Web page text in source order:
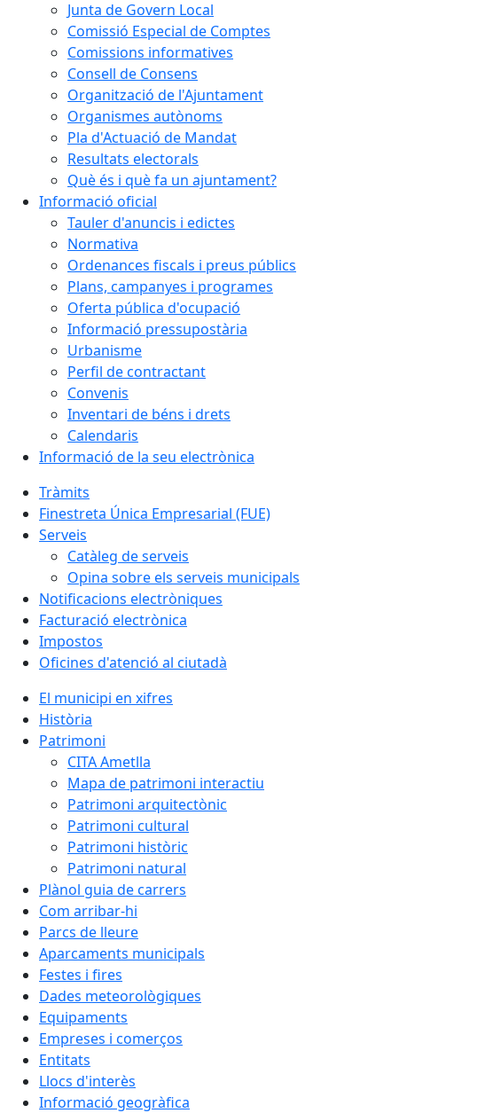
Junta de Govern Local
Comissió Especial de Comptes
Comissions informatives
Consell de Consens
Organització de l'Ajuntament
Organismes autònoms
Pla d'Actuació de Mandat
Resultats electorals
Què és i què fa un ajuntament?
Informació oficial
Tauler d'anuncis i edictes
Normativa
Ordenances fiscals i preus públics
Plans, campanyes i programes
Oferta pública d'ocupació
Informació pressupostària
Urbanisme
Perfil de contractant
Convenis
Inventari de béns i drets
Calendaris
Informació de la seu electrònica
Tràmits
Finestreta Única Empresarial (FUE)
Serveis
Catàleg de serveis
Opina sobre els serveis municipals
Notificacions electròniques
Facturació electrònica
Impostos
Oficines d'atenció al ciutadà
El municipi en xifres
Història
Patrimoni
CITA Ametlla
Mapa de patrimoni interactiu
Patrimoni arquitectònic
Patrimoni cultural
Patrimoni històric
Patrimoni natural
Plànol guia de carrers
Com arribar-hi
Parcs de lleure
Aparcaments municipals
Festes i fires
Dades meteorològiques
Equipaments
Empreses i comerços
Entitats
Llocs d'interès
Informació geogràfica